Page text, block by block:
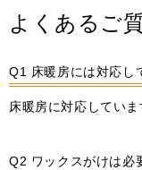
よくあるご
Q1 床暖房には対応し
床暖房に対応していま
Q2 ワックスがけは必